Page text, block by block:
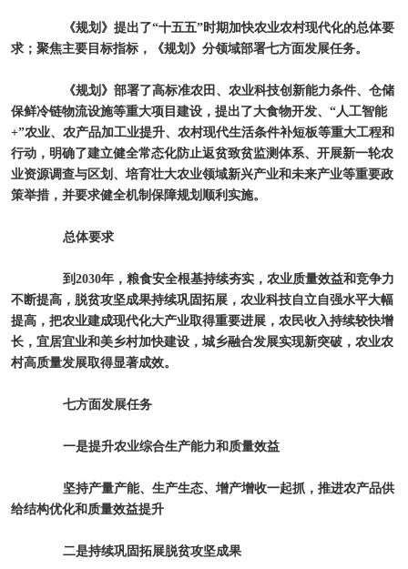
《规划》提出了“十五五”时期加快农业农村现代化的总体要
求；聚焦主要目标指标，《规划》分领域部署七方面发展任务。
《规划》部署了高标准农田、农业科技创新能力条件、仓储
保鲜冷链物流设施等重大项目建设，提出了大食物开发、“人工智能
+”农业、农产品加工业提升、农村现代生活条件补短板等重大工程和
行动，明确了建立健全常态化防止返贫致贫监测体系、开展新一轮农
业资源调查与区划、培育壮大农业领域新兴产业和未来产业等重要政
策举措，并要求健全机制保障规划顺利实施。
总体要求
到2030年，粮食安全根基持续夯实，农业质量效益和竞争力
不断提高，脱贫攻坚成果持续巩固拓展，农业科技自立自强水平大幅
提高，把农业建成现代化大产业取得重要进展，农民收入持续较快增
长，宜居宜业和美乡村加快建设，城乡融合发展实现新突破，农业农
村高质量发展取得显著成效。
七方面发展任务
一是提升农业综合生产能力和质量效益
坚持产量产能、生产生态、增产增收一起抓，推进农产品供
给结构优化和质量效益提升
二是持续巩固拓展脱贫攻坚成果